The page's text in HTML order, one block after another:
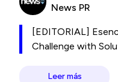
News PR
[EDITORIAL]
Challenge with
Leer más